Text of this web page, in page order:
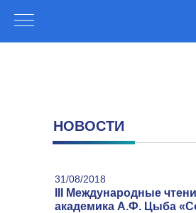
НОВОСТИ
III Международные
академика А.Ф. Цыба
31/08/2018